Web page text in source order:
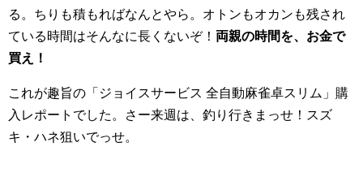
る。ちりも積もればなんとやら。オトンもオカンも残され
ている時間はそんなに長くないぞ！ 両親の時間を、お金で
買え！
これが趣旨の「ジョイスサービス 全自動麻雀卓スリム」購
入レポートでした。さー来週は、釣り行きまっせ！スズ
キ・ハネ狙いでっせ。